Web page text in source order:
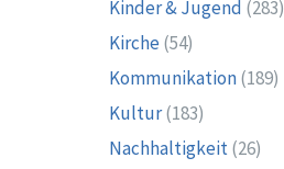
Kinder & Jugend (283)
Kirche (54)
Kommunikation(189)
Kultur(183)
Nachhaltigkeit(26)